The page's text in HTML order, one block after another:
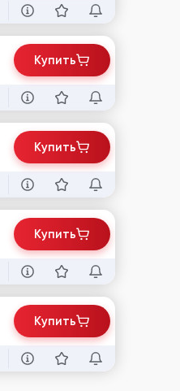
Купить
Купить
Купить
Купить